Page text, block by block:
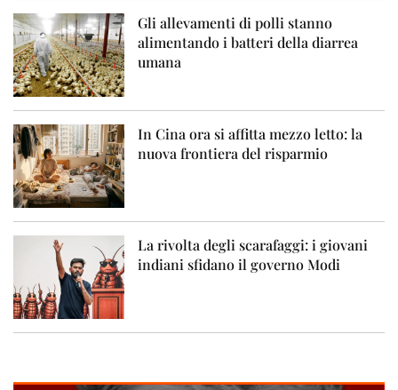
Gli allevamenti di polli stanno
alimentando i batteri della diarrea
umana
In Cina ora si affitta mezzo letto: la
nuova frontiera del risparmio
La rivolta degli scarafaggi: i giovani
indiani sfidano il governo Modi